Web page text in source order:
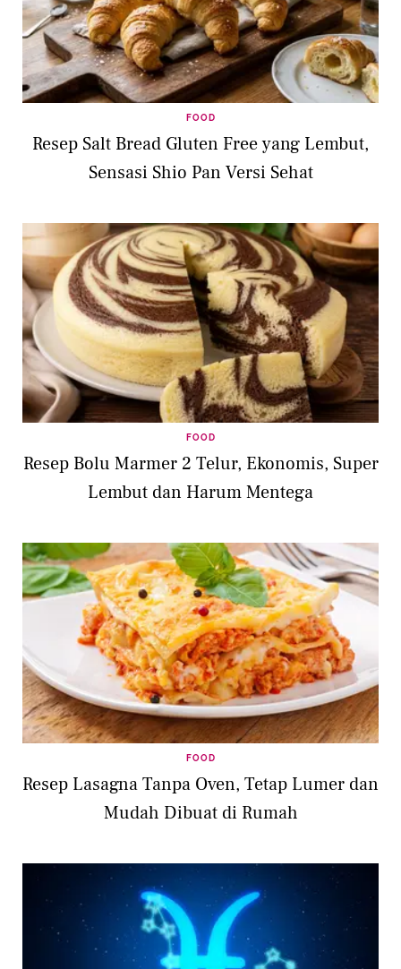
FOOD
Resep Salt Bread Gluten Free yang Lembut,
Sensasi Shio Pan Versi Sehat
FOOD
Resep Bolu Marmer 2 Telur, Ekonomis, Super
Lembut dan Harum Mentega
FOOD
Resep Lasagna Tanpa Oven, Tetap Lumer dan
Mudah Dibuat di Rumah